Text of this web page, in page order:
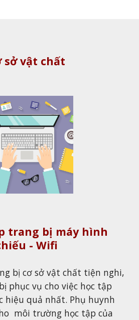
sở vật chất
trang bị máy hình
- Wifi
bị cơ sở vật chất tiện nghi,
phục vụ cho việc học tập
hiệu quả nhất. Phụ huynh
môi trường học tập của